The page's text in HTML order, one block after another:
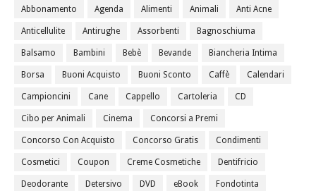
Abbonamento Agenda Alimenti Animali Anti Acne
Anticellulite Antirughe Assorbenti Bagnoschiuma
Balsamo Bambini Bebè Bevande Biancheria Intima
Borsa Buoni Acquisto Buoni Sconto Caffè Calendari
Campioncini Cane Cappello Cartoleria CD
Cibo per Animali Cinema Concorsi a Premi
Concorso Con Acquisto Concorso Gratis Condimenti
Cosmetici Coupon Creme Cosmetiche Dentifricio
Deodorante Detersivo DVD eBook Fondotinta